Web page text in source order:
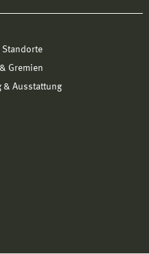
Standorte
Gremien
& Ausstattung